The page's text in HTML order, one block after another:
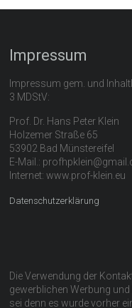
Impressum
Impressum gem. und
3 MDStV:
Prof. Dr. Hans Peter Klein
Holzemer Straße 65
53902 Bad Münstereifel
E-Mail.:
Internet: www.prof-klein.eu
Datenschutzerklärung
Die Verwendung der
gewerblichen Werbung
sei denn es wurde vorher